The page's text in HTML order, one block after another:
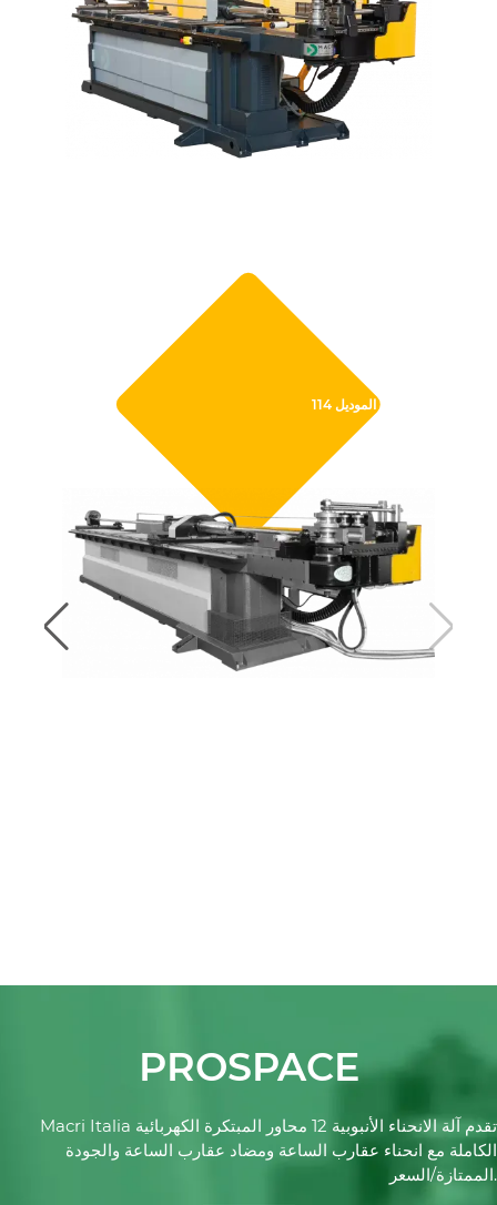
114 الموديل
PROSPACE
Macri Italia تقدم آلة الانحناء الأنبوبية 12 محاور المبتكرة الكهربائية
الكاملة مع انحناء عقارب الساعة ومضاد عقارب الساعة والجودة
الممتازة/السعر.